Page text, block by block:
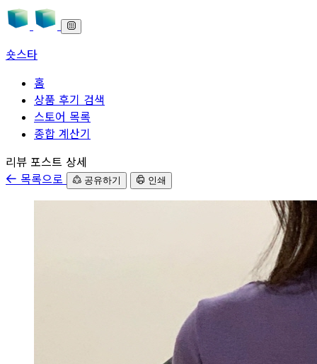
숏스타
홈
상품 후기 검색
스토어 목록
종합 계산기
본문으로 바로가기
리뷰 포스트 상세
목록으로
공유하기 인쇄